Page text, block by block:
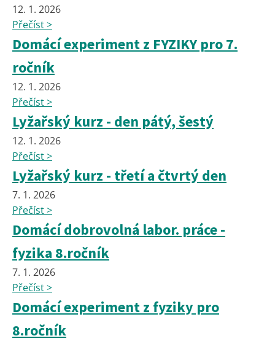
12. 1. 2026
Přečíst >
Domácí experiment z FYZIKY pro 7.
ročník
12. 1. 2026
Přečíst >
Lyžařský kurz - den pátý, šestý
12. 1. 2026
Přečíst >
Lyžařský kurz - třetí a čtvrtý den
7. 1. 2026
Přečíst >
Domácí dobrovolná labor. práce -
fyzika 8.ročník
7. 1. 2026
Přečíst >
Domácí experiment z fyziky pro
8.ročník